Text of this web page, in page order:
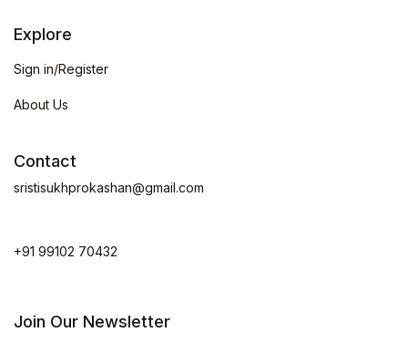
Explore
Sign in/Register
About Us
Contact
sristisukhprokashan@gmail.com
+91 99102 70432
Join Our Newsletter